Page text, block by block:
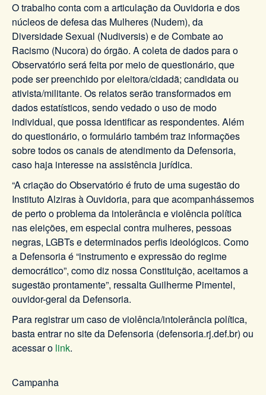
O trabalho conta com a articulação da Ouvidoria e dos
núcleos de defesa das Mulheres (Nudem), da
Diversidade Sexual (Nudiversis) e de Combate ao
Racismo (Nucora) do órgão. A coleta de dados para o
Observatório será feita por meio de questionário, que
pode ser preenchido por eleitora/cidadã; candidata ou
ativista/militante. Os relatos serão transformados em
dados estatísticos, sendo vedado o uso de modo
individual, que possa identificar as respondentes. Além
do questionário, o formulário também traz informações
sobre todos os canais de atendimento da Defensoria,
caso haja interesse na assistência jurídica.
“A criação do Observatório é fruto de uma sugestão do
Instituto Alziras à Ouvidoria, para que acompanhássemos
de perto o problema da intolerância e violência política
nas eleições, em especial contra mulheres, pessoas
negras, LGBTs e determinados perfis ideológicos. Como
a Defensoria é “instrumento e expressão do regime
democrático”, como diz nossa Constituição, aceitamos a
sugestão prontamente”, ressalta Guilherme Pimentel,
ouvidor-geral da Defensoria.
Para registrar um caso de violência/intolerância política,
basta entrar no site da Defensoria (defensoria.rj.def.br) ou
acessar o link.
Campanha